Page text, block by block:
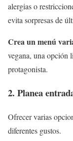
alergias o
evita sorpresas de
Crea un menú
vegana, una opción
protagonista.
2. Planea
Ofrecer varias
diferentes gustos.